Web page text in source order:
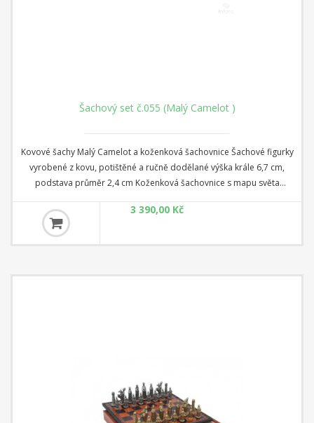
Šachový set č.055 (Malý Camelot )
Kovové šachy Malý Camelot a koženková šachovnice Šachové figurky
vyrobené z kovu, potištěné a ručně dodělané výška krále 6,7 cm,
podstava průměr 2,4 cm Koženková šachovnice s mapu světa
3 390,00 Kč